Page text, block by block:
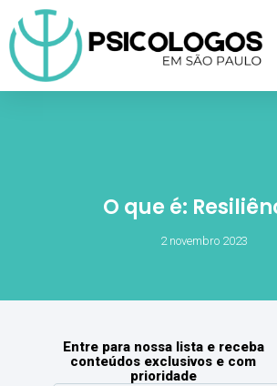
O que é:
2 novembro 2023
Entre para nossa lista e receba
conteúdos exclusivos e com
prioridade